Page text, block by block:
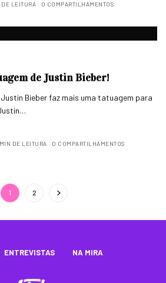
DE LEITURA 0 COMPARTILHAMENTOS
de Justin Bieber!
Bieber faz mais uma tatuagem para
DE LEITURA 0 COMPARTILHAMENTOS
1 2
ENTREVISTAS NA MIRA